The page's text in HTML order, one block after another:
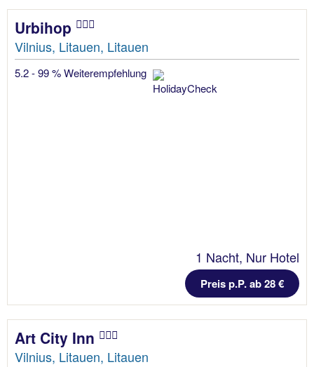
Urbihop
Vilnius, Litauen, Litauen
5.2 - 99 % Weiterempfehlung
1 Nacht, Nur Hotel
Preis p.P. ab 28 €
Art City Inn
Vilnius, Litauen, Litauen